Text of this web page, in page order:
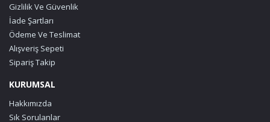
Gizlilik Ve Güvenlik
İade Şartları
Ödeme Ve Teslimat
Alışveriş Sepeti
Sipariş Takip
KURUMSAL
Hakkımızda
Sık Sorulanlar